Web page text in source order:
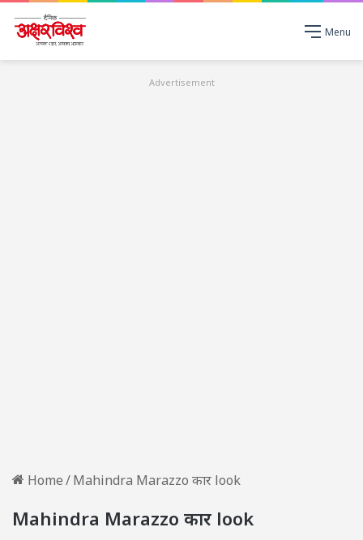
Menu
Advertisement
Home/Mahindra Marazzo कार look
Mahindra Marazzo कार look